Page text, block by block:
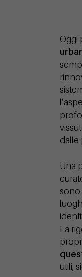
Oggi
dalle
Una
sono
La
utili,